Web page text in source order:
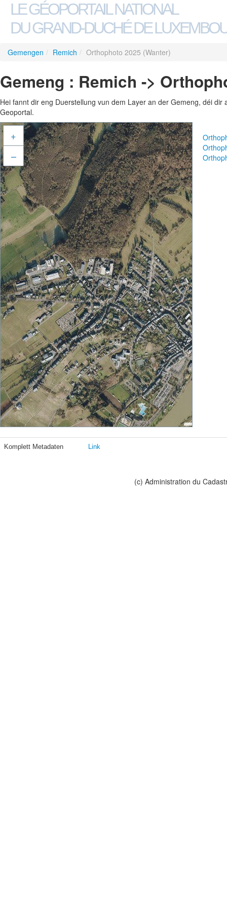
LE GÉOPORTAIL NATIONAL
DU GRAND-DUCHÉ DE
Gemengen / Remich / Orthophoto 2025 (Wanter)
Gemeng : Remich ->
Hei fannt dir eng Duerstellung vun dem Layer an der Gemeng, déi
Geoportal.
+
–
Komplett Metadaten Link
(c) Administration du